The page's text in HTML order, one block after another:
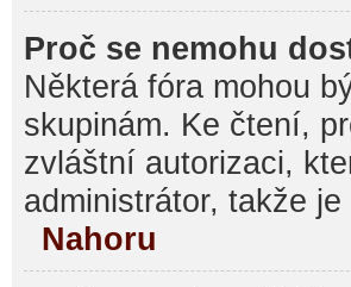
Proč se nemohu
Některá fóra mohou
skupinám. Ke čtení,
zvláštní autorizaci,
administrátor, takže
Nahoru